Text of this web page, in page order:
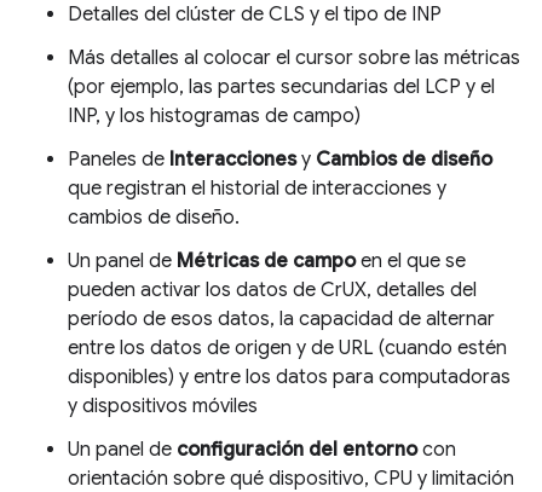
Detalles del clúster de CLS y el tipo de INP
Más detalles al colocar el cursor sobre las métricas
(por ejemplo, las partes secundarias del LCP y el
INP, y los histogramas de campo)
Paneles de Interaccionesy Cambios de diseño
que registran el historial de interacciones y
cambios de diseño.
Un panel de Métricas de campoen el que se
pueden activar los datos de CrUX, detalles del
período de esos datos, la capacidad de alternar
entre los datos de origen y de URL (cuando estén
disponibles) y entre los datos para computadoras
y dispositivos móviles
Un panel de configuración del entornocon
orientación sobre qué dispositivo, CPU y limitación